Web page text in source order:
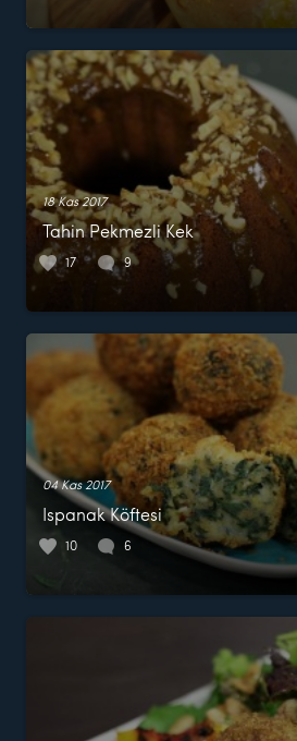
18 Kas 2017
Tahin Pekmezli Kek
17 9
04 Kas 2017
Ispanak Köftesi
10 6